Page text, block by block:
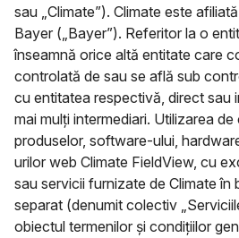
sau „Climate”). Climate este
Bayer („Bayer”). Referitor la o
înseamnă orice altă entitate care
controlată de sau se află sub
cu entitatea respectivă, direct sau
mai mulți intermediari. Utilizarea
produselor, software-ului,
urilor web Climate FieldView, cu
sau servicii furnizate de Climate în
separat (denumit colectiv
obiectul termenilor și condițiilor